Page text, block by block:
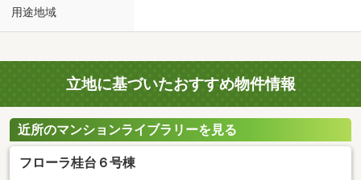
用途地域
立地に基づいたおすすめ物件情報
近所のマンションライブラリーを見る
フローラ桂台６号棟